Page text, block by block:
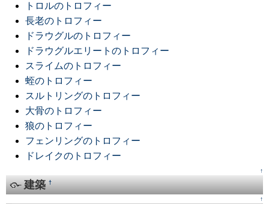
トロルのトロフィー
長老のトロフィー
ドラウグルのトロフィー
ドラウグルエリートのトロフィー
スライムのトロフィー
蛭のトロフィー
スルトリングのトロフィー
大骨のトロフィー
狼のトロフィー
フェンリングのトロフィー
ドレイクのトロフィー
↑
建築†
↑